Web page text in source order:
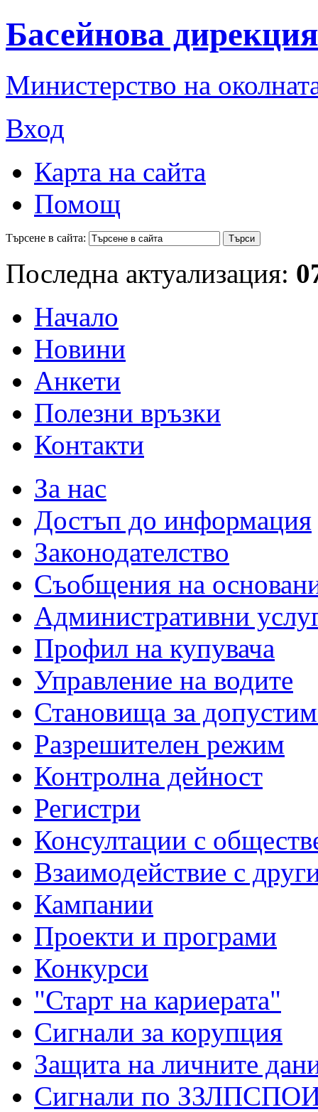
Басейнова
Министерство на
Вход
Карта на сайта
Помощ
Търсене в сайта:
Последна актуализация:
Начало
Новини
Анкети
Полезни връзки
Контакти
За нас
Достъп до информация
Законодателство
Съобщения на
Административни
Профил на купувача
Управление на водите
Становища за
Разрешителен режим
Контролна дейност
Регистри
Консултации с
Взаимодействие с
Кампании
Проекти и програми
Конкурси
"Старт на кариерата"
Сигнали за корупция
Защита на личните
Сигнали по